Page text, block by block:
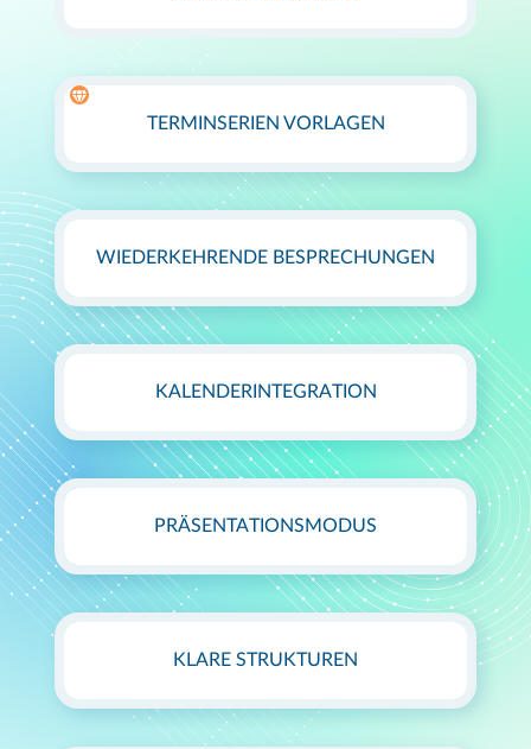
TERMINSERIEN VORLAGEN
WIEDERKEHRENDE BESPRECHUNGEN
KALENDERINTEGRATION
PRÄSENTATIONSMODUS
KLARE STRUKTUREN